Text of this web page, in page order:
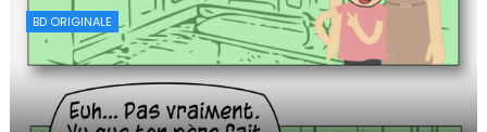
BD ORIGINALE